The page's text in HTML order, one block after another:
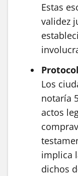
Estas
validez
Los
notaría
actos
implica
dichos